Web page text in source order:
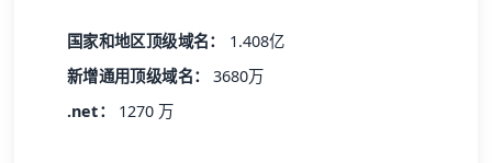
国家和地区顶级域名：
1.408亿
新增通用顶级域名：
3680万
.net：
1270 万